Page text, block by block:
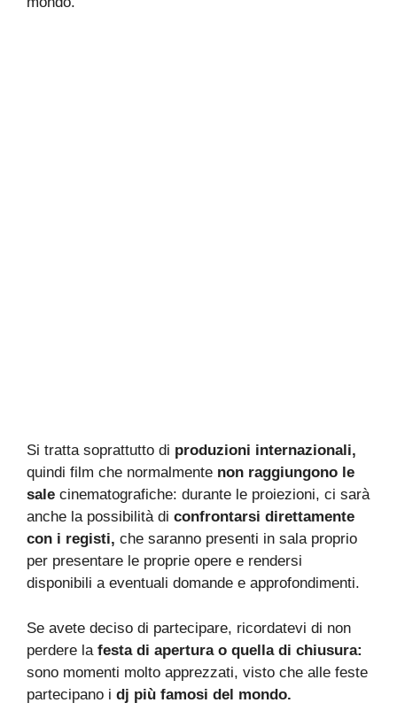
Si tratta soprattutto di produzioni internazionali,
quindi film che normalmente non raggiungono le
sale cinematografiche: durante le proiezioni, ci sarà
anche la possibilità di confrontarsi direttamente
con i registi, che saranno presenti in sala proprio
per presentare le proprie opere e rendersi
disponibili a eventuali domande e approfondimenti.
Se avete deciso di partecipare, ricordatevi di non
perdere la festa di apertura o quella di chiusura:
sono momenti molto apprezzati, visto che alle feste
partecipano i dj più famosi del mondo.